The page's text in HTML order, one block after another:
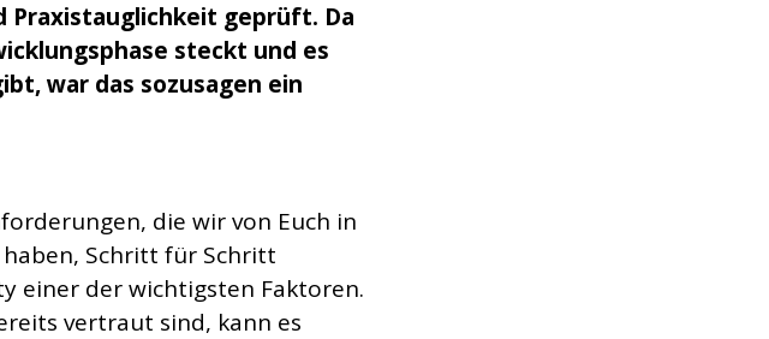
geprüft. Da
steckt und es
war das sozusagen ein
die wir von Euch in
Schritt für Schritt
einer der wichtigsten Faktoren.
vertraut sind, kann es